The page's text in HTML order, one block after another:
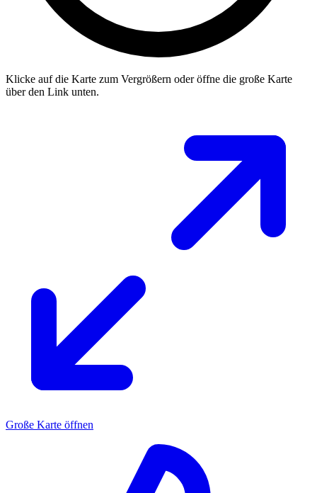
Klicke auf die Karte zum Vergrößern oder öffne die große Karte
über den Link unten.
Große Karte öffnen